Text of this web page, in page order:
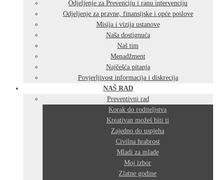
Odjeljenje za Prevenciju i ranu intervenciju
Odjeljenje za pravne, finansijske i opće poslove
Misija i vizija ustanove
Naša dostignuća
Naš tim
Menadžment
Najčešća pitanja
Povjerljivost informacija i diskrecija
NAŠ RAD
Preventivni rad
Korak do roditeljstva
Kreativan možeš biti ti
Zajedno do uspjeha
Civilna hrabrost
Mladi za mlade
Moj izbor
Zlatne godine